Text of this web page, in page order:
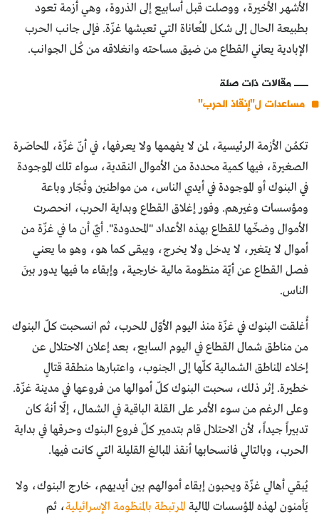
الأشهر الأخيرة، ووصلت قبل أسابيع إلى الذروة، وهي أزمة تعود
بطبيعة الحال إلى شكل المُعاناة التي تعيشها غزّة. فإلى جانب الحرب
الإبادية يعاني القطاع من ضيق مساحته وانغلاقه من كُل الجوانب.
مقالات ذات صلة
مساعدات ل"إنقاذ الحرب"
تكمُن الأزمة الرئيسية، لمن لا يفهمها ولا يعرفها، في أنّ غزّة، المحاصَرة
الصغيرة، فيها كمية محددة من الأموال النقدية، سواء تلك الموجودة
في البنوك أو الموجودة في أيدي الناس، من مواطنين وتُجّار وباعة
ومؤسسات وغيرهم. وفور إغلاق القطاع وبداية الحرب، انحصرت
الأموال وضخّها للقطاع بهذه الأعداد "المحدودة". أيّ أن ما في غزّة من
أموال لا يتغير، لا يدخل ولا يخرج، ويبقى كما هو، وهو ما يعني
فصل القطاع عن أيّة منظومة مالية خارجية، وإبقاء ما فيها يدور بينَ
الناس.
أُغلقت البنوك في غزّة منذ اليوم الأوّل للحرب، ثم انسحبت كلّ البنوك
من مناطق شمال القطاع في اليوم السابع، بعد إعلان الاحتلال عن
إخلاء المناطق الشمالية كلّها إلى الجنوب، واعتبارها منطقة قتالٍ
خطيرة. إثر ذلك، سحبت البنوك كلّ أموالها من فروعها في مدينة غزّة.
وعلى الرغم من سوء الأمر على القلة الباقية في الشمال، إلّا أنهُ كان
تدبيراً جيداً، لأن الاحتلال قام بتدمير كلّ فروع البنوك وحرقها في بداية
الحرب، وبالتالي فانسحابها أنقذ المبالغ القليلة التي كانت فيها.
يُبقي أهالي غزّة ويحبون إبقاء أموالهم بين أيديهم، خارج البنوك، ولا
يَأمنون لهذه المؤسسات المالية المرتبطة بالمنظومة الإسرائيلية، ثم